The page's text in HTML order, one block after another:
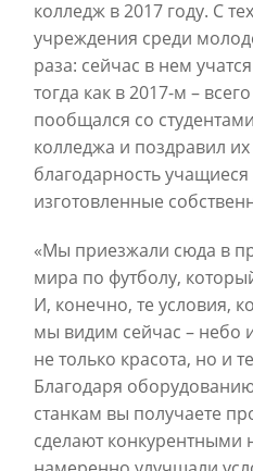
колледж в 2017 году. С
учреждения среди
раза: сейчас в нем
тогда как в 2017-м –
пообщался со
колледжа и поздравил
благодарность
изготовленные
«Мы приезжали сюда в
мира по футболу,
И, конечно, те условия,
мы видим сейчас – небо
не только красота, но и
Благодаря
станкам вы получаете
сделают